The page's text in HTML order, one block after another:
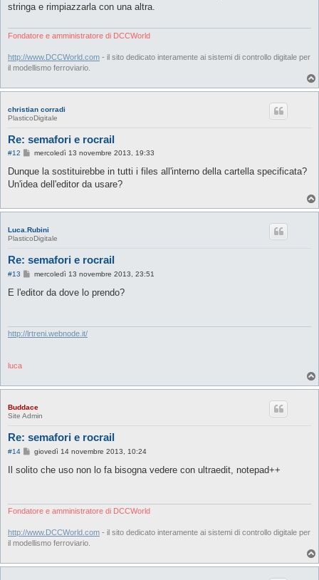
a
i
stringa e rimpiazzarla con una altra.
Fondatore e amministratore di DCCWorld
http://www.DCCWorld.com - il sito dedicato interamente ai sistemi di controllo digitale per
il modellismo ferroviario.
christian corradi
PlasticoDigitale
Re: semafori e rocrail
#12
M
s
a
i
mercoledì 13 novembre 2013, 19:33
Dunque la sostituirebbe in tutti i files all'interno della cartella specificata?
Un'idea dell'editor da usare?
Luca.Rubini
PlasticoDigitale
Re: semafori e rocrail
#13
M
s
i
mercoledì 13 novembre 2013, 23:51
E l'editor da dove lo prendo?
http://lrtreni.webnode.it/
luca
Buddace
Site Admin
Re: semafori e rocrail
#14
M
s
i
giovedì 14 novembre 2013, 10:24
Il solito che uso non lo fa bisogna vedere con ultraedit, notepad++
Fondatore e amministratore di DCCWorld
http://www.DCCWorld.com - il sito dedicato interamente ai sistemi di controllo digitale per
il modellismo ferroviario.